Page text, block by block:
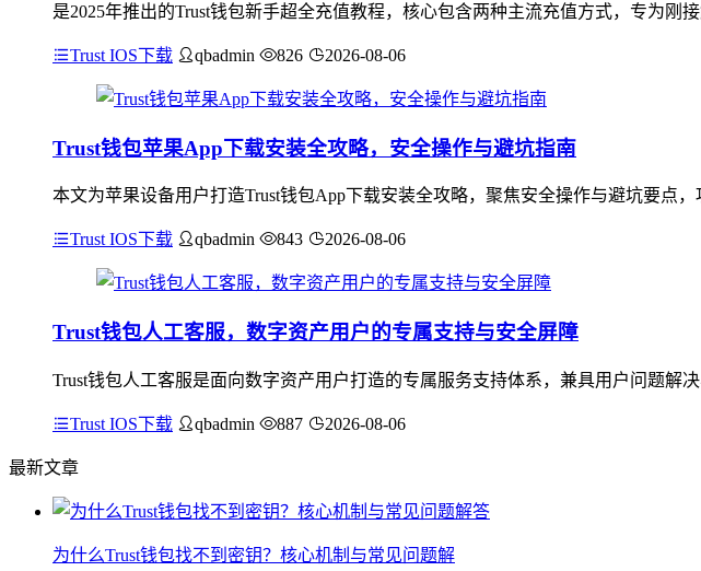
是2025年推出的Trust钱包新手超全充值教程，核心包含两种主流充值方式，专为
Trust IOS下载 qbadmin 826 2026-08-06
Trust钱包苹果App下载安装全攻略，安全操作与避坑指南
本文为苹果设备用户打造Trust钱包App下载安装全攻略，聚焦安全操作与避坑要点
Trust IOS下载 qbadmin 843 2026-08-06
Trust钱包人工客服，数字资产用户的专属支持与安全屏障
Trust钱包人工客服是面向数字资产用户打造的专属服务支持体系，兼具用户问题
Trust IOS下载 qbadmin 887 2026-08-06
最新文章
为什么Trust钱包找不到密钥？核心机制与常见问题解